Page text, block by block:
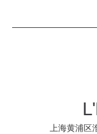
上海黄浦区